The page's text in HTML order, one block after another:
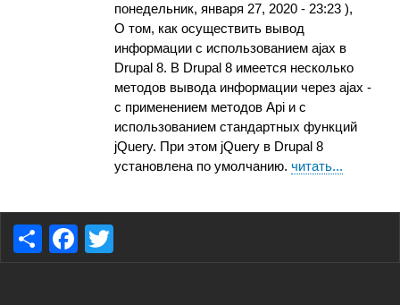
понедельник, января 27, 2020 - 23:23 ),
О том, как осуществить вывод
информации с использованием ajax в
Drupal 8. В Drupal 8 имеется несколько
методов вывода информации через ajax -
c применением методов Api и с
использованием стандартных функций
jQuery. При этом jQuery в Drupal 8
установлена по умолчанию.читать...
S
F